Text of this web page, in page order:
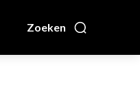
Zoeken